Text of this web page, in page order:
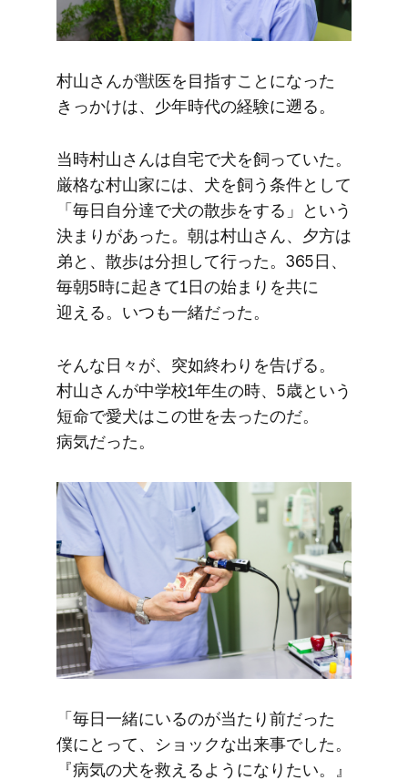
村山さんが​獣医を​目指すことになった​
きっかけは、​少年​時代の​経験に​遡る。
当時村山さんは​自宅で​犬を​飼っていた。​
厳格な​村山家には、​犬を​飼う​条件と​して​
「毎日​自分達で​犬の​散歩を​する」と​いう​
決まりが​あった。​朝は​村山さん、​夕方は​
弟と、​散歩は​分担して​行った。​365日、​
毎朝​5時に​起きて​1日の​始まりを​共に​
迎える。​いつも​一緒だった。
そんな​日々が、​突如終わりを​告げる。​
村山さんが​中学校1年生の​時、​5歳と​いう​
短命で​愛犬は​この​世を​去ったのだ。​
病気だった。
「毎日​一緒に​いるのが​当たり前だった​
僕に​とって、​ショックな​出来事でした。​
『病気の​犬を​救えるようになりたい。​』